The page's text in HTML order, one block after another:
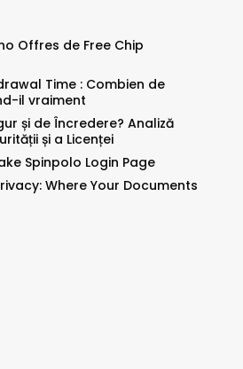
Offres de Free Chip
Time : Combien de
il vraiment
și de Încredere? Analiză
și a Licenței
Spinpolo Login Page
Where Your Documents